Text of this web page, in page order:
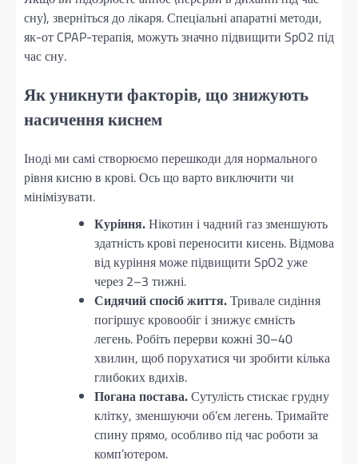
сну), зверніться до лікаря. Спеціальні апаратні методи,
як-от CPAP-терапія, можуть значно підвищити SpO2 під
час сну.
Як уникнути факторів, що знижують
насичення киснем
Іноді ми самі створюємо перешкоди для нормального
рівня кисню в крові. Ось що варто виключити чи
мінімізувати.
Куріння.Нікотин і чадний газ зменшують
здатність крові переносити кисень. Відмова
від куріння може підвищити SpO2 уже
через 2–3 тижні.
Сидячий спосіб життя.Тривале сидіння
погіршує кровообіг і знижує ємність
легень. Робіть перерви кожні 30–40
хвилин, щоб порухатися чи зробити кілька
глибоких вдихів.
Погана постава.Сутулість стискає грудну
клітку, зменшуючи об’єм легень. Тримайте
спину прямо, особливо під час роботи за
комп’ютером.